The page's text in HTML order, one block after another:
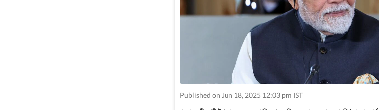
Published on Jun 18, 2025 12:03 pm IST